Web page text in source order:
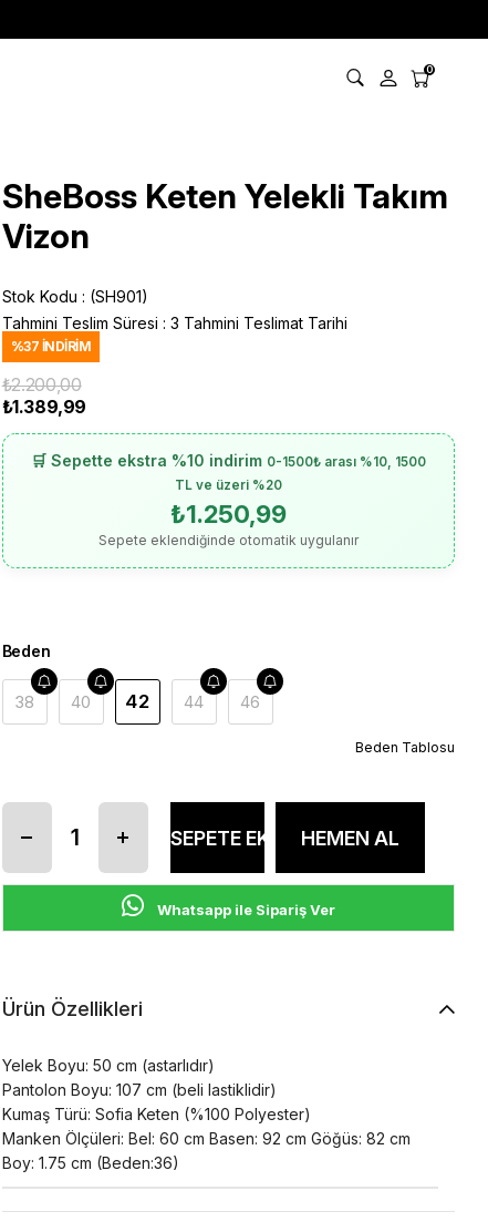
0
SheBoss Keten Yelekli Takım
Vizon
Stok Kodu
(SH901)
Tahmini Teslim Süresi : 3 Tahmini Teslimat Tarihi
%37 İNDIRIM
₺2.200,00
₺1.389,99
🛒 Sepette ekstra %10 indirim 0-1500₺ arası %10, 1500
TL ve üzeri %20
₺1.250,99
Sepete eklendiğinde otomatik uygulanır
Beden
38 40 42 44 46
Beden Tablosu
Whatsapp ile Sipariş Ver
Ürün Özellikleri
Yelek Boyu: 50 cm (astarlıdır)
Pantolon Boyu: 107 cm (beli lastiklidir)
Kumaş Türü: Sofia Keten (%100 Polyester)
Manken Ölçüleri: Bel: 60 cm Basen: 92 cm Göğüs: 82 cm
Boy: 1.75 cm (Beden:36)